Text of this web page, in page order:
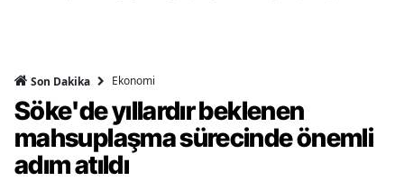
Son Dakika Ekonomi
Söke'de yıllardır beklenen
mahsuplaşma sürecinde önemli
adım atıldı